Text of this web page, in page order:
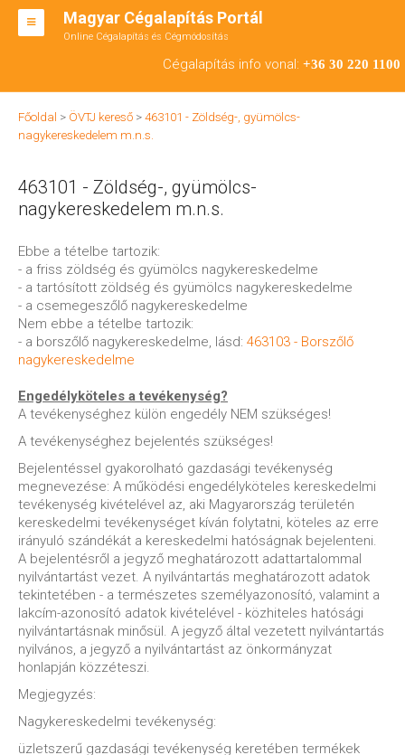
Magyar Cégalapítás Portál
Online Cégalapítás és Cégmódosítás
Cégalapítás info vonal: +36 30 220 1100
BT ALAPÍTÁS
RT ALAPÍTÁS
ÁTALAKULÁS
ENGEDÉLYKÖTELES
IRODÁK
Főoldal > ÖVTJ kereső > 463101 - Zöldség-, gyümölcs-
nagykereskedelem m.n.s.
463101 - Zöldség-, gyümölcs-
nagykereskedelem m.n.s.
Ebbe a tételbe tartozik:
- a friss zöldség és gyümölcs nagykereskedelme
- a tartósított zöldség és gyümölcs nagykereskedelme
- a csemegeszőlő nagykereskedelme
Nem ebbe a tételbe tartozik:
- a borszőlő nagykereskedelme, lásd: 463103 - Borszőlő
nagykereskedelme
Engedélyköteles a tevékenység?
A tevékenységhez külön engedély NEM szükséges!
A tevékenységhez bejelentés szükséges!
Bejelentéssel gyakorolható gazdasági tevékenység
megnevezése: A működési engedélyköteles kereskedelmi
tevékenység kivételével az, aki Magyarország területén
kereskedelmi tevékenységet kíván folytatni, köteles az erre
irányuló szándékát a kereskedelmi hatóságnak bejelenteni.
A bejelentésről a jegyző meghatározott adattartalommal
nyilvántartást vezet. A nyilvántartás meghatározott adatok
tekintetében - a természetes személyazonosító, valamint a
lakcím-azonosító adatok kivételével - közhiteles hatósági
nyilvántartásnak minősül. A jegyző által vezetett nyilvántartás
nyilvános, a jegyző a nyilvántartást az önkormányzat
honlapján közzéteszi.
Megjegyzés:
Nagykereskedelmi tevékenység:
üzletszerű gazdasági tevékenység keretében termékek